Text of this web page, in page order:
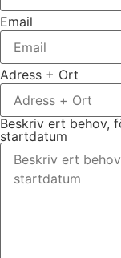
Email
Adress + Ort
Beskriv ert behov,
startdatum